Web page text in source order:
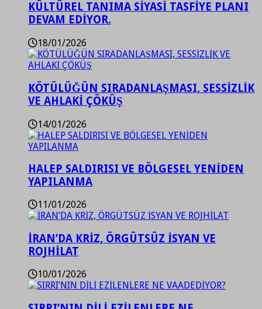
KÜLTÜREL TANIMA SİYASİ TASFİYE PLANI
DEVAM EDİYOR.
18/01/2026
KÖTÜLÜĞÜN SIRADANLAŞMASI, SESSİZLİK
VE AHLAKİ ÇÖKÜŞ
14/01/2026
HALEP SALDIRISI VE BÖLGESEL YENİDEN
YAPILANMA
11/01/2026
İRAN’DA KRİZ, ÖRGÜTSÜZ İSYAN VE
ROJHİLAT
10/01/2026